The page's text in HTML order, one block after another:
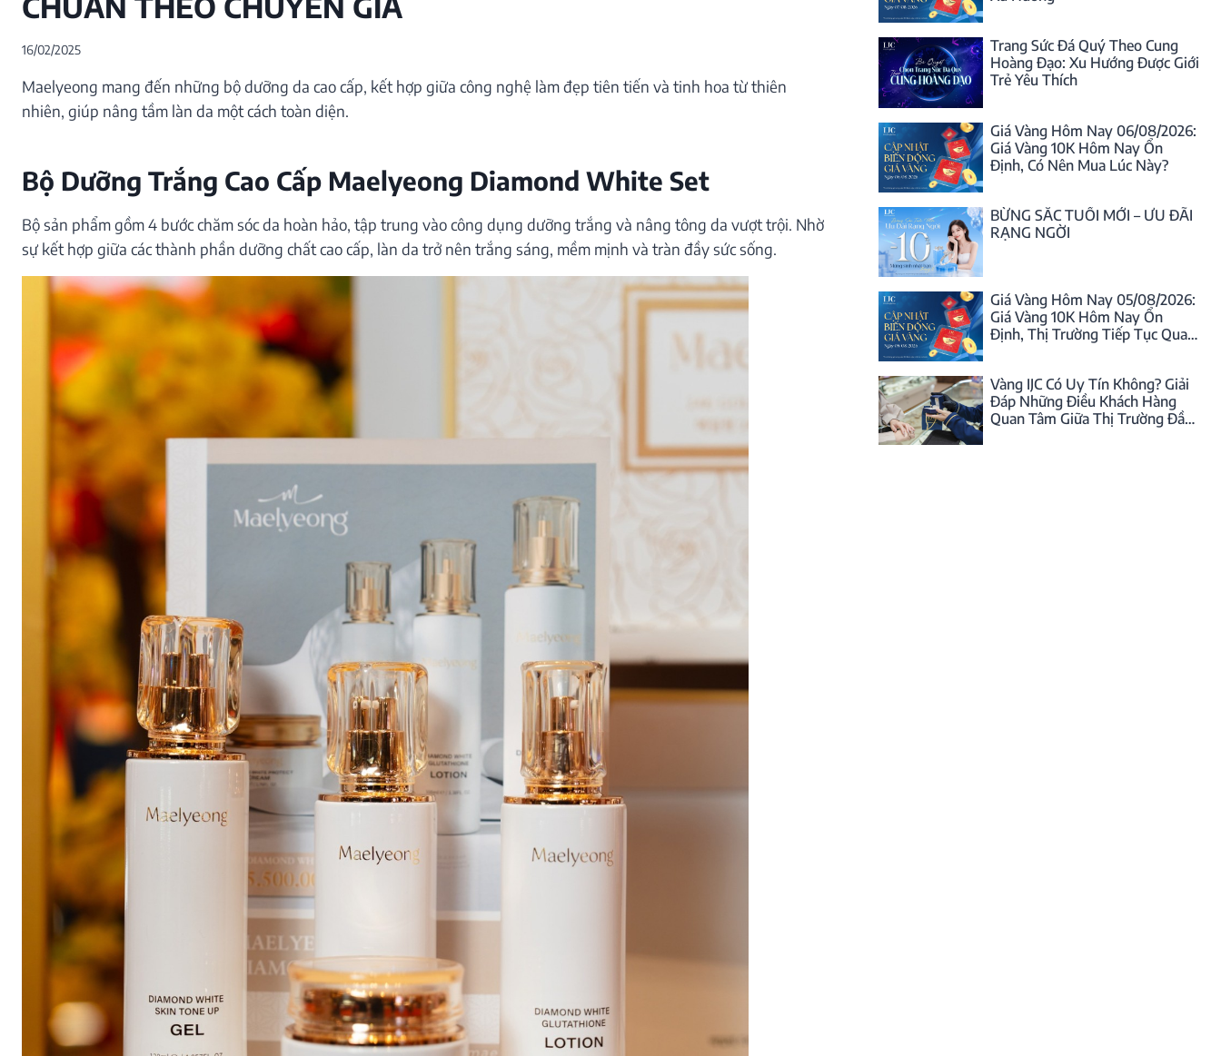
16/02/2025
Maelyeong mang đến những bộ dưỡng da cao cấp, kết hợp giữa công nghệ làm đẹp tiên tiến và tinh hoa từ thiên
nhiên, giúp nâng tầm làn da một cách toàn diện.
Bộ Dưỡng Trắng Cao Cấp Maelyeong Diamond White Set
Bộ sản phẩm gồm 4 bước chăm sóc da hoàn hảo, tập trung vào công dụng dưỡng trắng và nâng tông da vượt trội. Nhờ
sự kết hợp giữa các thành phần dưỡng chất cao cấp, làn da trở nên trắng sáng, mềm mịnh và tràn đầy sức sống.
Trang Sức Đá Quý Theo Cung
Hoàng Đạo: Xu Hướng Được Giới
Trẻ Yêu Thích
Giá Vàng Hôm Nay 06/08/2026:
Giá Vàng 10K Hôm Nay Ổn
Định, Có Nên Mua Lúc Này?
BỪNG SẮC TUỔI MỚI – ƯU ĐÃI
RẠNG NGỜI
Giá Vàng Hôm Nay 05/08/2026:
Giá Vàng 10K Hôm Nay Ổn
Định, Thị Trường Tiếp Tục Quan
Vàng IJC Có Uy Tín Không? Giải
Đáp Những Điều Khách Hàng
Quan Tâm Giữa Thị Trường Đầy